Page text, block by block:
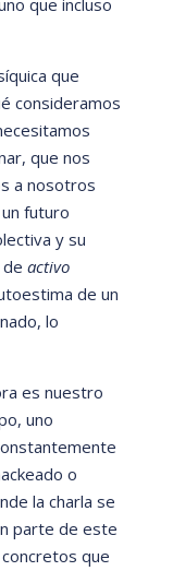
que incluso
quica que
é consideramos
que nos
a nosotros
futuro
y su
activo
de un
lo
es nuestro
uno
o
la charla se
parte de este
que